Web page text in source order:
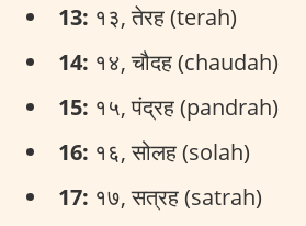
13: १३, तेरह (terah)
14: १४, चौदह (chaudah)
15: १५, पंद्रह (pandrah)
16: १६, सोलह (solah)
17: १७, सत्रह (satrah)